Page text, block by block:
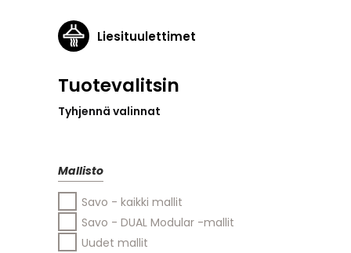
Liesituulettimet
Tuotevalitsin
Tyhjennä valinnat
Mallisto
Savo - kaikki mallit
Savo - DUAL Modular -mallit
Uudet mallit